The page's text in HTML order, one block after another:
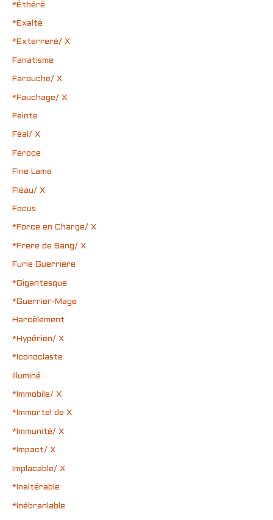
*Éthéré
*Exalté
*Exterreré/ X
Fanatisme
Farouche/ X
*Fauchage/ X
Feinte
Féal/ X
Féroce
Fine Lame
Fléau/ X
Focus
*Force en Charge/ X
*Frere de Sang/ X
Furie Guerriere
*Gigantesque
*Guerrier-Mage
Harcèlement
*Hypérien/ X
*Iconoclaste
Illuminé
*Immobile/ X
*Immortel de X
*Immunité/ X
*Impact/ X
Implacable/ X
*Inaltérable
*Inébranlable